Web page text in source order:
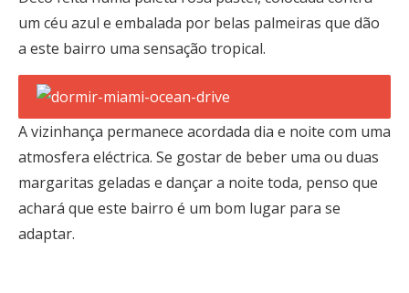
um céu azul e embalada por belas palmeiras que dão
a este bairro uma sensação tropical.
A vizinhança permanece acordada dia e noite com uma
atmosfera eléctrica. Se gostar de beber uma ou duas
margaritas geladas e dançar a noite toda, penso que
achará que este bairro é um bom lugar para se
adaptar.